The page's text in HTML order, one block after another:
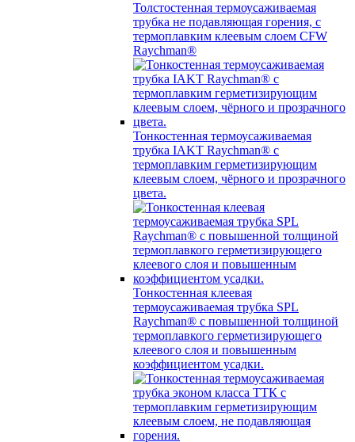
Толстостенная термоусаживаемая
трубка не подавляющая горения, с
термоплавким клеевым слоем CFW
Raychman®
Тонкостенная термоусаживаемая
трубка IAKT Raychman® с
термоплавким герметизирующим
клеевым слоем, чёрного и прозрачного
цвета.
Тонкостенная клеевая
термоусаживаемая трубка SPL
Raychman® с повышенной толщиной
термоплавкого герметизирующего
клеевого слоя и повышенным
коэффициентом усадки.